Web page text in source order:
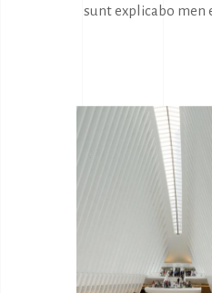
sunt explicabo men